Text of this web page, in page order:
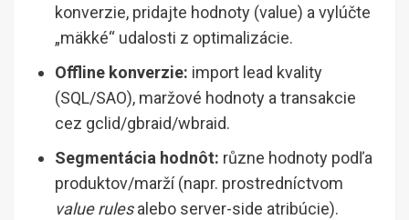
konverzie, pridajte hodnoty (value) a vylúčte
„mäkké“ udalosti z optimalizácie.
Offline konverzie: import lead kvality
(SQL/SAO), maržové hodnoty a transakcie
cez gclid/gbraid/wbraid.
Segmentácia hodnôt: různe hodnoty podľa
produktov/marží (napr. prostredníctvom
value rulesalebo server-side atribúcie).